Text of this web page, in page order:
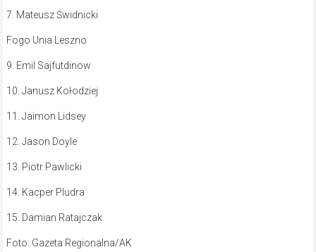
7. Mateusz Świdnicki
Fogo Unia Leszno
9. Emil Sajfutdinow
10. Janusz Kołodziej
11. Jaimon Lidsey
12. Jason Doyle
13. Piotr Pawlicki
14. Kacper Pludra
15. Damian Ratajczak
Foto: Gazeta Regionalna/AK